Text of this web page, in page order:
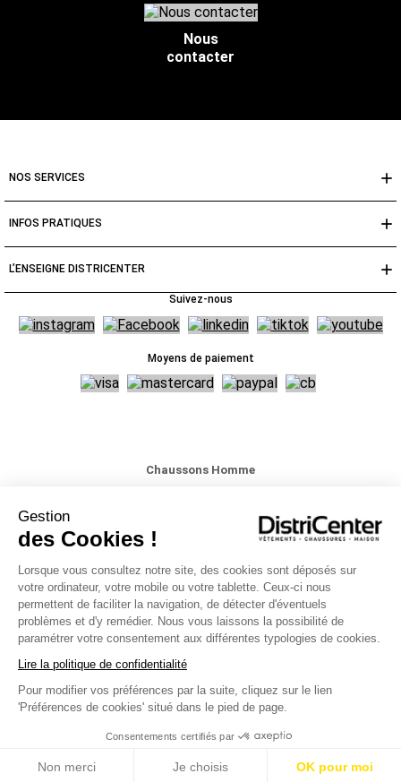
Gestion
des Cookies !
Lorsque vous consultez notre site, des cookies sont déposés sur
votre ordinateur, votre mobile ou votre tablette. Ceux-ci nous
permettent de faciliter la navigation, de détecter d'éventuels
problèmes et d'y remédier. Nous vous laissons la possibilité de
paramétrer votre consentement aux différentes typologies de cookies.
Lire la politique de confidentialité
Pour modifier vos préférences par la suite, cliquez sur le lien
'Préférences de cookies' situé dans le pied de page.
Consentements certifiés par
Non merci Je choisis OK pour moi
Chaussons Homme
répondant à tous les goûts et toutes les envies. Avec des modèles variés tels
que les chaussons mules, rayés, à motifs ou encore des pantoufles fermées
pour un maintien optimal, vous trouverez assurément votre paire idéale ! À la
recherche du confort ultime pour vos pieds ? Découvrez nos chaussons
notre sélection de pyjamas hommes et faites d'une pierre deux coups !
Chaussons hommes : alliez confort et style :
Pour vos moments de détente quotidiens, qu'il s'agisse des soirées hivernales
ou de tout autre moment de l'année, les hommes méritent également des
chaussons offrant un max de confort pour vos pieds. Chez DistriCenter, notre
gamme de chaussons se décline dans une variété de styles. Optez pour des
chaussons mules faciles à enfiler, disponibles dans une multitude de couleurs
et de motifs pour convenir à tous les goûts. Si vous recherchez plutôt des
chaussons offrant un maintien supplémentaire, nos pantoufles sont parfaites
vous avez besoin en parcourant notre site internet districenter.fr !
Nous
contacter
NOS SERVICES
INFOS PRATIQUES
L’ENSEIGNE DISTRICENTER
Suivez-nous
Moyens de paiement